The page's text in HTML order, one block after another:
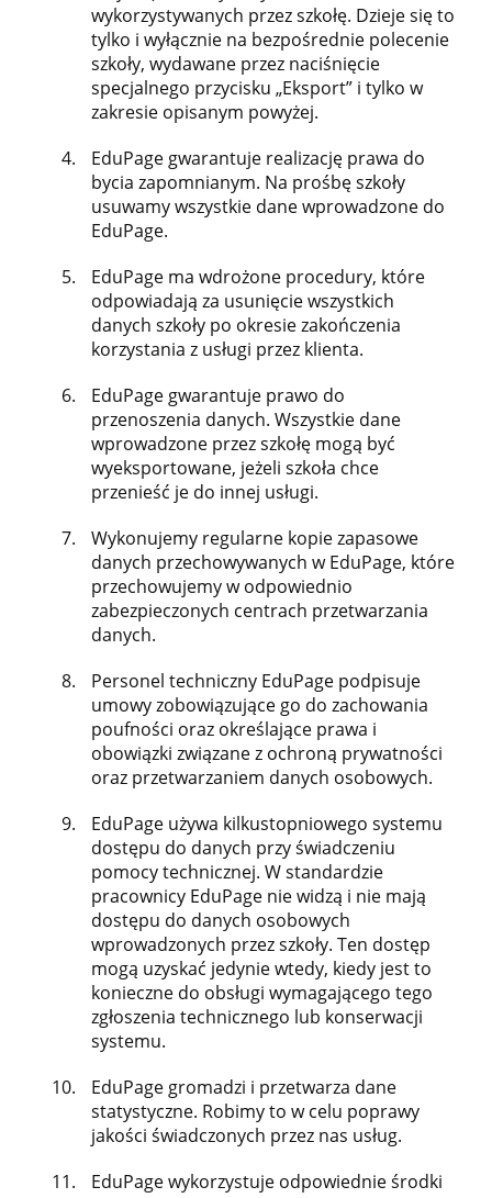
wykorzystywanych przez szkołę. Dzieje się to
tylko i wyłącznie na bezpośrednie polecenie
szkoły, wydawane przez naciśnięcie
specjalnego przycisku „Eksport” i tylko w
zakresie opisanym powyżej.
EduPage gwarantuje realizację prawa do
bycia zapomnianym. Na prośbę szkoły
usuwamy wszystkie dane wprowadzone do
EduPage.
EduPage ma wdrożone procedury, które
odpowiadają za usunięcie wszystkich
danych szkoły po okresie zakończenia
korzystania z usługi przez klienta.
EduPage gwarantuje prawo do
przenoszenia danych. Wszystkie dane
wprowadzone przez szkołę mogą być
wyeksportowane, jeżeli szkoła chce
przenieść je do innej usługi.
Wykonujemy regularne kopie zapasowe
danych przechowywanych w EduPage, które
przechowujemy w odpowiednio
zabezpieczonych centrach przetwarzania
danych.
Personel techniczny EduPage podpisuje
umowy zobowiązujące go do zachowania
poufności oraz określające prawa i
obowiązki związane z ochroną prywatności
oraz przetwarzaniem danych osobowych.
EduPage używa kilkustopniowego systemu
dostępu do danych przy świadczeniu
pomocy technicznej. W standardzie
pracownicy EduPage nie widzą i nie mają
dostępu do danych osobowych
wprowadzonych przez szkoły. Ten dostęp
mogą uzyskać jedynie wtedy, kiedy jest to
konieczne do obsługi wymagającego tego
zgłoszenia technicznego lub konserwacji
systemu.
EduPage gromadzi i przetwarza dane
statystyczne. Robimy to w celu poprawy
jakości świadczonych przez nas usług.
EduPage wykorzystuje odpowiednie środki